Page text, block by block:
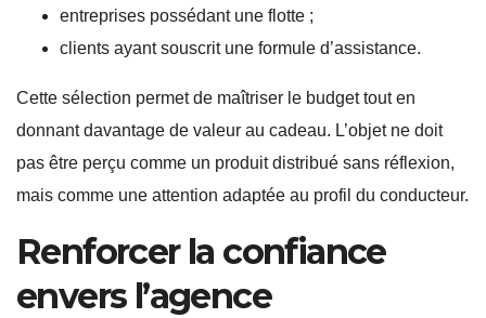
entreprises possédant une flotte ;
clients ayant souscrit une formule d’assistance.
Cette sélection permet de maîtriser le budget tout en
donnant davantage de valeur au cadeau. L’objet ne doit
pas être perçu comme un produit distribué sans réflexion,
mais comme une attention adaptée au profil du conducteur.
Renforcer la confiance
envers l’agence